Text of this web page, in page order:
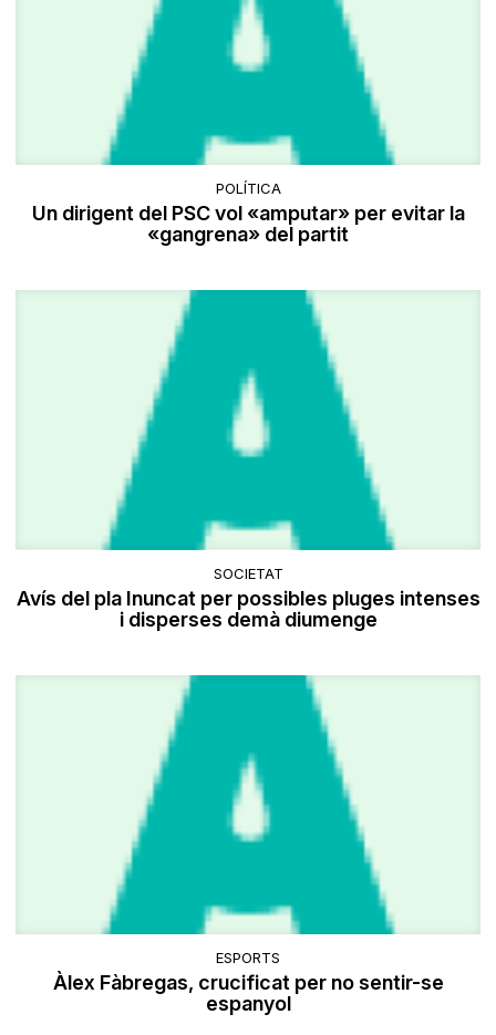
POLÍTICA
Un dirigent del PSC vol «amputar» per evitar la
«gangrena» del partit
SOCIETAT
Avís del pla Inuncat per possibles pluges intenses
i disperses demà diumenge
ESPORTS
Àlex Fàbregas, crucificat per no sentir-se
espanyol